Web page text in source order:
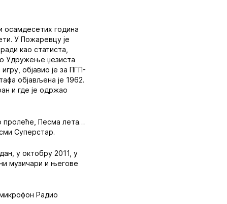
осамдесетих година
У Пожаревцу је
као статиста,
Удружење џезиста
објавио је за ПГП-
објављена је 1962.
и где је одржао
пролеће, Песма лета…
Суперстар.
у октобру 2011, у
музичари и његове
Радио